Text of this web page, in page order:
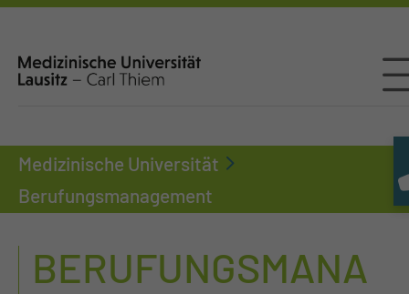
Medizinische Universität
Berufungsmanagement
BERUFUNGSMANA